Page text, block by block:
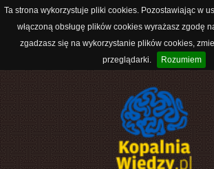
Ta strona wykorzystuje pliki cookies. Pozostawiając w
włączoną obsługę plików cookies wyrażasz zgodę
zgadzasz się na wykorzystanie plików cookies,
przeglądarki.
Rozumiem